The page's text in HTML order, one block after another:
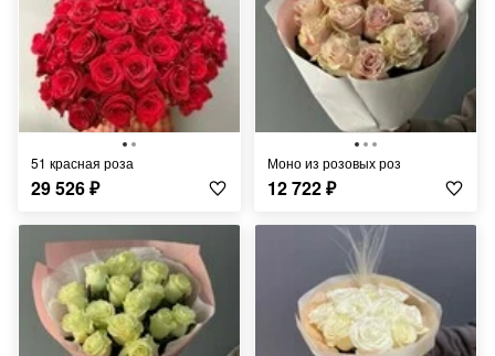
51 красная роза
29 526₽
Моно из розовых роз
12 722₽